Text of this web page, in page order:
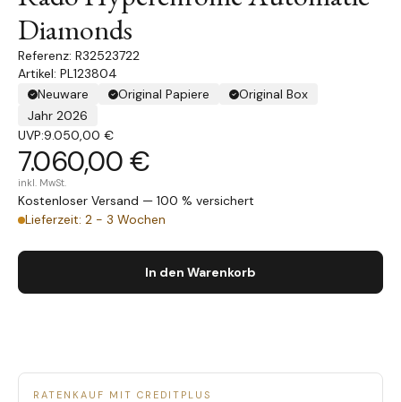
Diamonds
R32523722
Artikel: PL123804
Neuware
Original Papiere
Original Box
Jahr 2026
UVP:9.050,00 €
7.060,00 €
inkl. MwSt.
Kostenloser Versand — 100 % versichert
Lieferzeit: 2 - 3 Wochen
In den Warenkorb
RATENKAUF MIT CREDITPLUS